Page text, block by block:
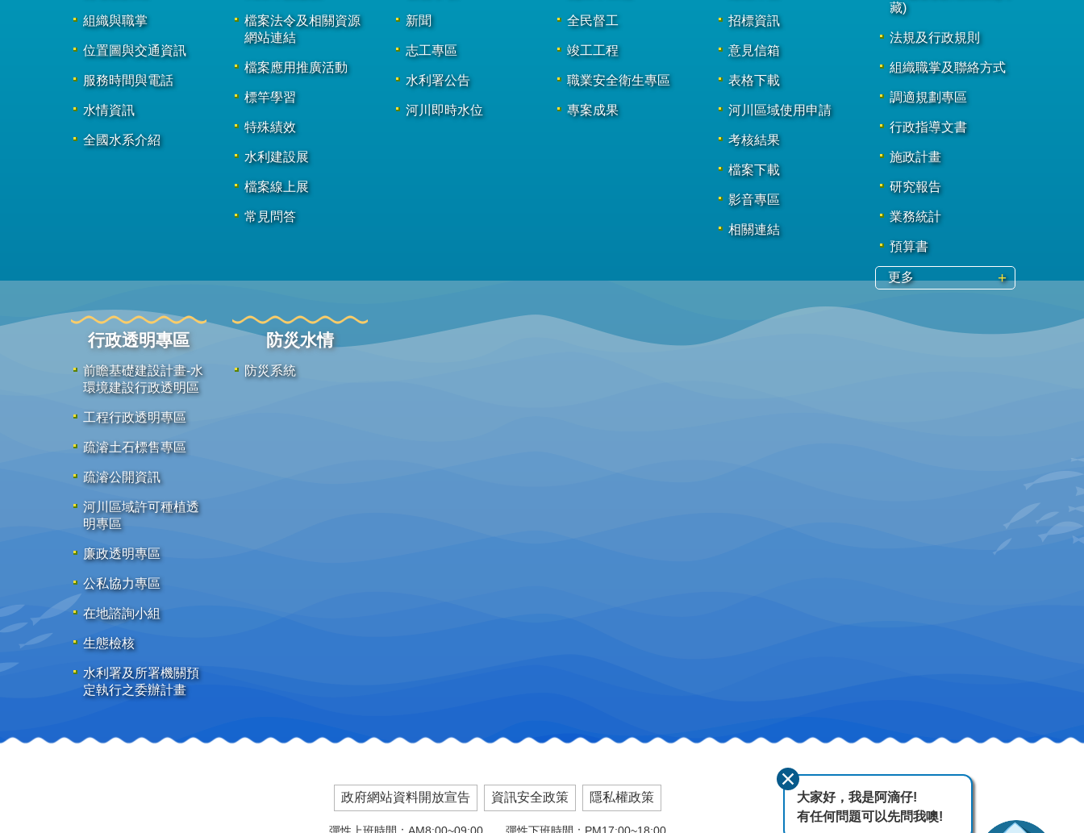
組織與職掌
位置圖與交通資訊
服務時間與電話
水情資訊
全國水系介紹
檔案法令及相關資源
網站連結
檔案應用推廣活動
標竿學習
特殊績效
水利建設展
檔案線上展
常見問答
新聞
志工專區
水利署公告
河川即時水位
全民督工
竣工工程
職業安全衛生專區
專案成果
招標資訊
意見信箱
表格下載
河川區域使用申請
考核結果
檔案下載
影音專區
相關連結
藏)
法規及行政規則
組織職掌及聯絡方式
調適規劃專區
行政指導文書
施政計畫
研究報告
業務統計
預算書
更多
行政透明專區
前瞻基礎建設計畫-水
環境建設行政透明區
工程行政透明專區
疏濬土石標售專區
疏濬公開資訊
河川區域許可種植透
明專區
廉政透明專區
公私協力專區
在地諮詢小組
生態檢核
水利署及所署機關預
定執行之委辦計畫
防災水情
防災系統
政府網站資料開放宣告 資訊安全政策 隱私權政策
大家好，我是阿滴仔!
有任何問題可以先問我噢!